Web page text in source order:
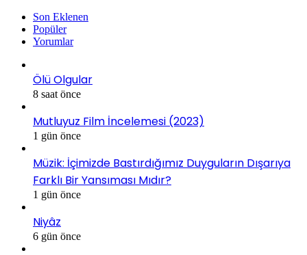
Son Eklenen
Popüler
Yorumlar
Ölü Olgular
8 saat önce
Mutluyuz Film İncelemesi (2023)
1 gün önce
Müzik: İçimizde Bastırdığımız Duyguların Dışarıya
Farklı Bir Yansıması Mıdır?
1 gün önce
Niyâz
6 gün önce